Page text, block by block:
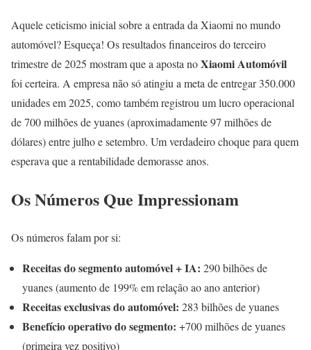
Aquele ceticismo inicial sobre a entrada da Xiaomi no mundo
automóvel? Esqueça! Os resultados financeiros do terceiro
trimestre de 2025 mostram que a aposta noXiaomi Automóvil
foi certeira. A empresa não só atingiu a meta de entregar 350.000
unidades em 2025, como também registrou um lucro operacional
de 700 milhões de yuanes (aproximadamente 97 milhões de
dólares) entre julho e setembro. Um verdadeiro choque para quem
esperava que a rentabilidade demorasse anos.
Os Números Que Impressionam
Os números falam por si:
Receitas do segmento automóvel + IA: 290 bilhões de
yuanes (aumento de 199% em relação ao ano anterior)
Receitas exclusivas do automóvel: 283 bilhões de yuanes
Benefício operativo do segmento: +700 milhões de yuanes
(primeira vez positivo)